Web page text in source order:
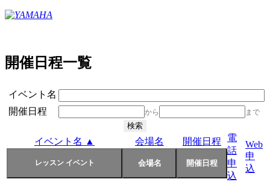
開催日程一覧
イベント名
開催日程
から まで
イベント名 ▲ 会場名 開催日程
電
話
申
込
Web
申
込